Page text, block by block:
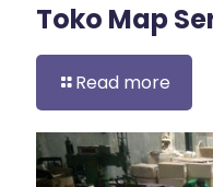
Toko Map
Read more